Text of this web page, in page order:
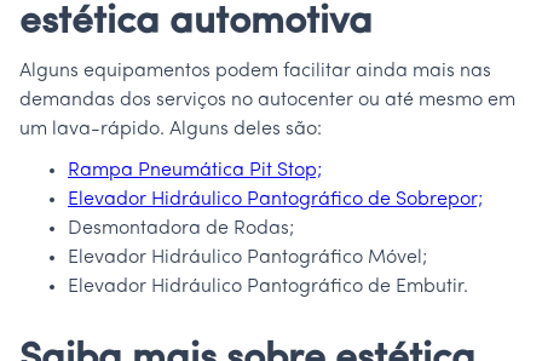
estética automotiva
Alguns equipamentos podem facilitar ainda mais nas
demandas dos serviços no autocenter ou até mesmo em
um lava-rápido. Alguns deles são:
Rampa Pneumática Pit Stop;
Elevador Hidráulico Pantográfico de Sobrepor;
Desmontadora de Rodas;
Elevador Hidráulico Pantográfico Móvel;
Elevador Hidráulico Pantográfico de Embutir.